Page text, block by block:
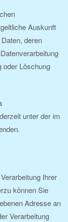
Auskunft
deren
oder Löschung
unter der im
Ihrer
können Sie
Adresse an
Verarbeitung